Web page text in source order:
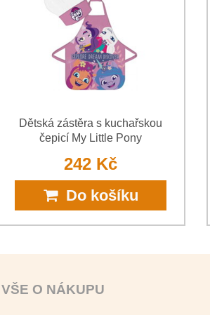
Dětská zástěra s kuchařskou
čepicí My Little Pony
242 Kč
Do košíku
VŠE O NÁKUPU